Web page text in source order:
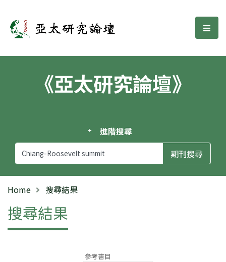
亞太研究論壇 選
《亞太研究論壇》
進階搜尋
Home 搜尋結果
搜尋結果
參考書目